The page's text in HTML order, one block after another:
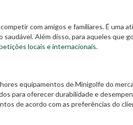
com amigos e familiares. É uma
Além disso, para aqueles que
locais e internacionais.
equipamentos de Minigolfe do
para oferecer durabilidade e
de acordo com as preferências do